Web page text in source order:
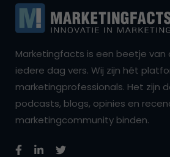
Marketingfacts is een beetje van
iedere dag vers. Wij zijn hét
marketingprofessionals. Het zijn
podcasts, blogs, opinies en
marketingcommunity binden.